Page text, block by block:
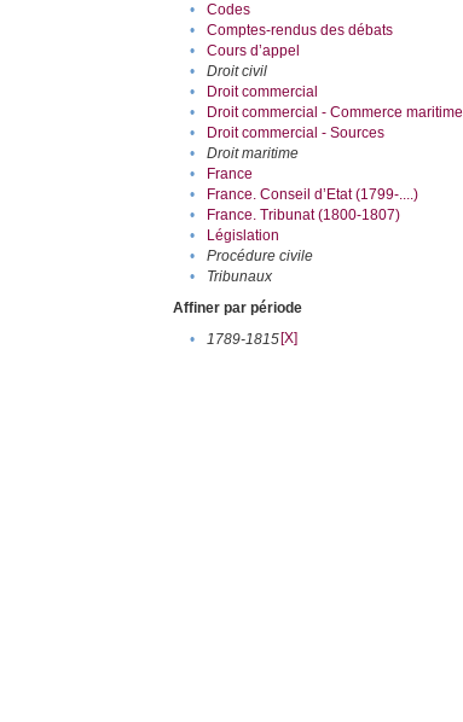
•
Codes
•
Comptes-rendus des débats
•
Cours d’appel
•
Droit civil
•
Droit commercial
•
Droit commercial - Commerce maritime
•
Droit commercial - Sources
•
Droit maritime
•
France
•
France. Conseil d’Etat (1799-....)
•
France. Tribunat (1800-1807)
•
Législation
•
Procédure civile
•
Tribunaux
Affiner par période
•
1789-1815[X]